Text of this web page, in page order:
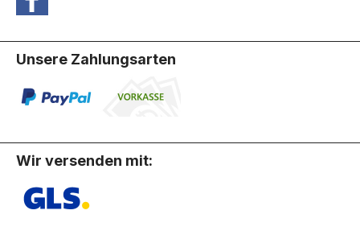
Unsere Zahlungsarten
Wir versenden mit: